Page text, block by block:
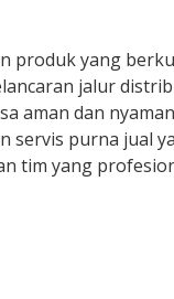
produk yang
jalur
aman dan
servis purna jual
tim yang